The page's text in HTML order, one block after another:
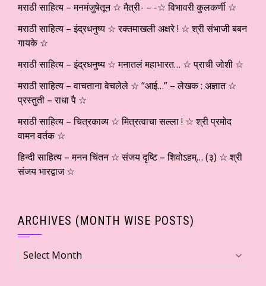
मराठी साहित्य – मनमंजुषेतून ☆ मैत्री- – -☆ विभावरी कुलकर्णी ☆
मराठी साहित्य – इंद्रधनुष्य ☆ रक्तमाखली अक्षरे ! ☆ श्री संभाजी बबन
गायके ☆
मराठी साहित्य – इंद्रधनुष्य ☆ मनातलं महाभारत… ☆ प्राची जोशी ☆
मराठी साहित्य – वाचताना वेचलेले ☆ “आई…” – लेखक : अज्ञात ☆
प्रस्तुती – राधा पै ☆
मराठी साहित्य – चित्रकाव्य ☆ मित्रत्वाचा सल्ला ! ☆ श्री प्रमोद
वामन वर्तक ☆
हिन्दी साहित्य – मनन चिंतन ☆ संजय दृष्टि – शिवोऽहम्… (३) ☆ श्री
संजय भारद्वाज ☆
ARCHIVES (MONTH WISE POSTS)
Archives
(Month